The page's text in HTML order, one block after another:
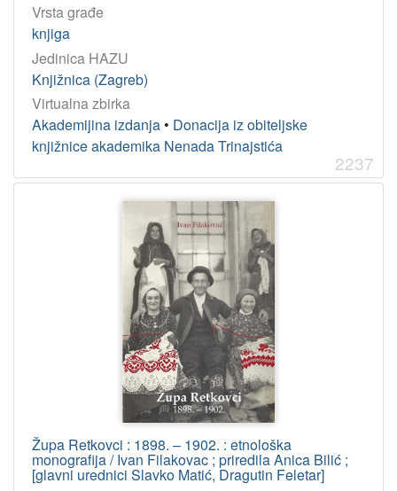
Vrsta građe
knjiga
Jedinica HAZU
Knjižnica (Zagreb)
Virtualna zbirka
Akademijina izdanja • Donacija iz obiteljske
knjižnice akademika Nenada Trinajstića
2237
Župa Retkovci : 1898. – 1902. : etnološka
monografija / Ivan Filakovac ; priredila Anica Bilić ;
[glavni urednici Slavko Matić, Dragutin Feletar]